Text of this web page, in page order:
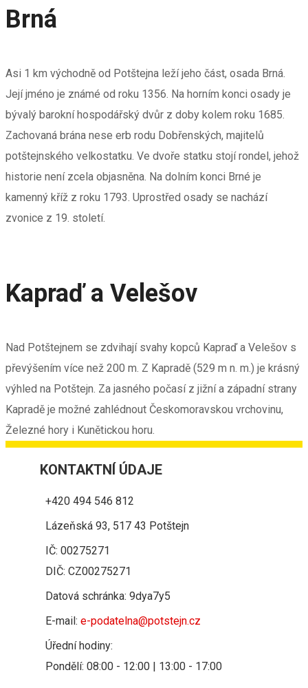
Brná
Asi 1 km východně od Potštejna leží jeho část, osada Brná.
Její jméno je známé od roku 1356. Na horním konci osady je
bývalý barokní hospodářský dvůr z doby kolem roku 1685.
Zachovaná brána nese erb rodu Dobřenských, majitelů
potštejnského velkostatku. Ve dvoře statku stojí rondel, jehož
historie není zcela objasněna. Na dolním konci Brné je
kamenný kříž z roku 1793. Uprostřed osady se nachází
zvonice z 19. století.
Kapraď a Velešov
Nad Potštejnem se zdvihají svahy kopců Kapraď a Velešov s
převýšením více než 200 m. Z Kapradě (529 m n. m.) je krásný
výhled na Potštejn. Za jasného počasí z jižní a západní strany
Kapradě je možné zahlédnout Českomoravskou vrchovinu,
Železné hory i Kunětickou horu.
KONTAKTNÍ ÚDAJE
+420 494 546 812
Lázeňská 93, 517 43 Potštejn
IČ: 00275271
DIČ: CZ00275271
Datová schránka: 9dya7y5
E-mail: e-podatelna@potstejn.cz
Úřední hodiny:
Pondělí: 08:00 - 12:00 | 13:00 - 17:00